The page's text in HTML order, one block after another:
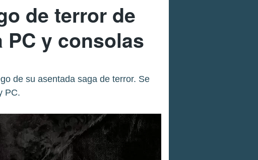
de terror de
PC y consolas
de su asentada saga de terror. Se
PC.